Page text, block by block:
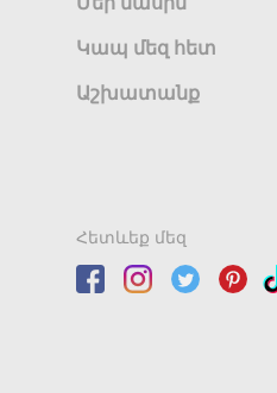
Կապ մեզ հետ
Աշխատանք
Հետևեք մեզ